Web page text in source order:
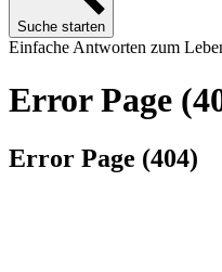
Suche starten
Einfache Antworten zum
Error Page
Error Page (404)